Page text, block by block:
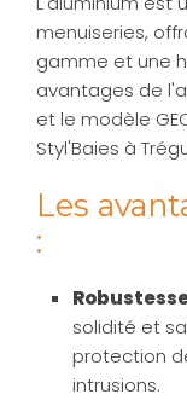
menuiseries,
gamme et une
avantages de
et le modèle
Styl'Baies à
Les
:
solidité et
protection
intrusions.